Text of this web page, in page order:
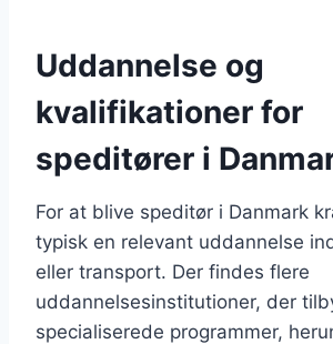
Uddannelse og
kvalifikationer for
speditører i
For at blive speditør i Danmark
typisk en relevant uddannelse
eller transport. Der findes flere
uddannelsesinstitutioner, der
specialiserede programmer,